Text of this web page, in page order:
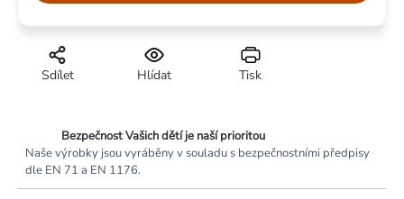
Tisk
Hlídat
Sdílet
Bezpečnost Vašich dětí je naší prioritou
Naše výrobky jsou vyráběny v souladu s bezpečnostními předpisy
dle EN 71 a EN 1176.